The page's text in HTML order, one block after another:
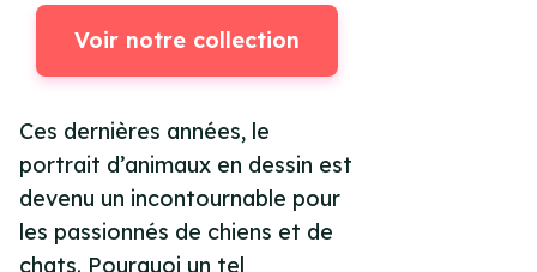
Voir notre collection
Ces dernières années, le
portrait d’animaux en dessin est
devenu un incontournable pour
les passionnés de chiens et de
chats. Pourquoi un tel